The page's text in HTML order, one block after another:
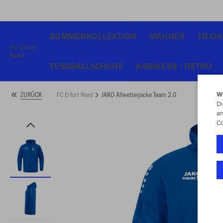
FC Erfurt
Nord
SOMMERKOLLEKTION MÄNNER
FUSSBALLSCHUHE KABINE38 - RETRO
ZURÜCK FC Erfurt Nord JAKO Allwetterjacke Team 2.0